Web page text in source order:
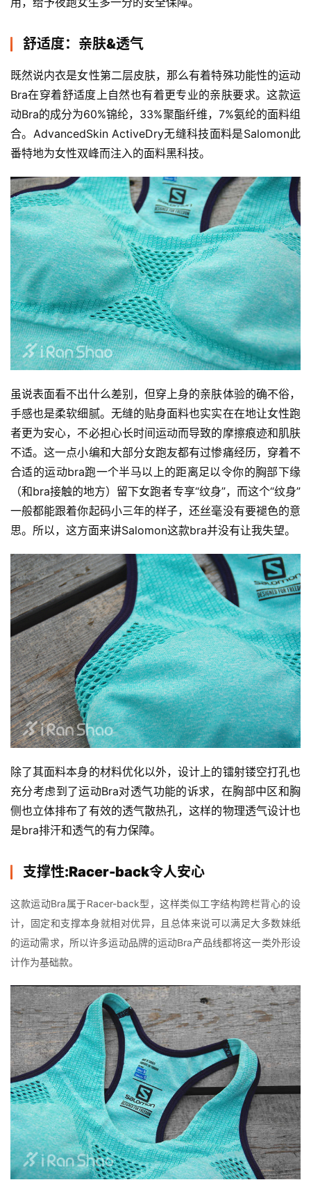
比
赛
观
察
装
备
训
练
视
频
用
户
精
选
运
动
集
舒适度：亲肤&透气
既然说内衣是女性第二层皮肤，那么有着特殊功能性的运动
Bra在穿着舒适度上自然也有着更专业的亲肤要求。这款运
动Bra的成分为60%锦纶，33%聚酯纤维，7%氨纶的面料组
合。AdvancedSkin ActiveDry无缝科技面料是Salomon此
番特地为女性双峰而注入的面料黑科技。
虽说表面看不出什么差别，但穿上身的亲肤体验的确不俗，
手感也是柔软细腻。无缝的贴身面料也实实在在地让女性跑
者更为安心，不必担心长时间运动而导致的摩擦痕迹和肌肤
不适。这一点小编和大部分女跑友都有过惨痛经历，穿着不
合适的运动bra跑一个半马以上的距离足以令你的胸部下缘
（和bra接触的地方）留下女跑者专享“纹身”，而这个“纹身”
一般都能跟着你起码小三年的样子，还丝毫没有要褪色的意
思。所以，这方面来讲Salomon这款bra并没有让我失望。
除了其面料本身的材料优化以外，设计上的镭射镂空打孔也
充分考虑到了运动Bra对透气功能的诉求，在胸部中区和胸
侧也立体排布了有效的透气散热孔，这样的物理透气设计也
是bra排汗和透气的有力保障。
支撑性:Racer-back令人安心
这款运动Bra属于Racer-back型，这样类似工字结构跨栏背心的设
计，固定和支撑本身就相对优异，且总体来说可以满足大多数妹纸
的运动需求，所以许多运动品牌的运动Bra产品线都将这一类外形设
计作为基础款。